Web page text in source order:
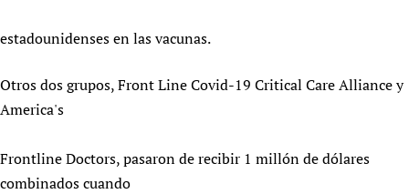
estadounidenses en las vacunas.
Otros dos grupos, Front Line Covid-19 Critical Care Alliance y
America's
Frontline Doctors, pasaron de recibir 1 millón de dólares
combinados cuando